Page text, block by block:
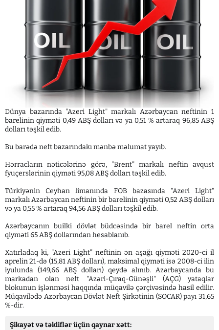
Dünya bazarında "Azeri Light" markalı Azərbaycan neftinin 1
barelinin qiyməti 0,49 ABŞ dolları və ya 0,51 % artaraq 96,85 ABŞ
dolları təşkil edib.
Bu barədə neft bazarındakı mənbə məlumat yayıb.
Hərracların nəticələrinə görə, "Brent" markalı neftin avqust
fyuçerslərinin qiyməti 95,08 ABŞ dolları təşkil edib.
Türkiyənin Ceyhan limanında FOB bazasında "Azeri Light"
markalı Azərbaycan neftinin bir barelinin qiyməti 0,52 ABŞ dolları
və ya 0,55 % artaraq 94,56 ABŞ dolları təşkil edib.
Azərbaycanın builki dövlət büdcəsində bir barel neftin orta
qiyməti 65 ABŞ dollarından hesablanıb.
Xatırladaq ki, "Azeri Light" neftinin ən aşağı qiyməti 2020-ci il
aprelin 21-də (15,81 ABŞ dolları), maksimal qiyməti isə 2008-ci ilin
iyulunda (149,66 ABŞ dolları) qeydə alınıb. Azərbaycanda bu
markadan olan neft "Azəri-Çıraq-Günəşli" (AÇG) yataqlar
blokunun işlənməsi haqqında müqavilə çərçivəsində hasil edilir.
Müqavilədə Azərbaycan Dövlət Neft Şirkətinin (SOCAR) payı 31,65
%-dir.
Şikayət və təkliflər üçün qaynar xətt: